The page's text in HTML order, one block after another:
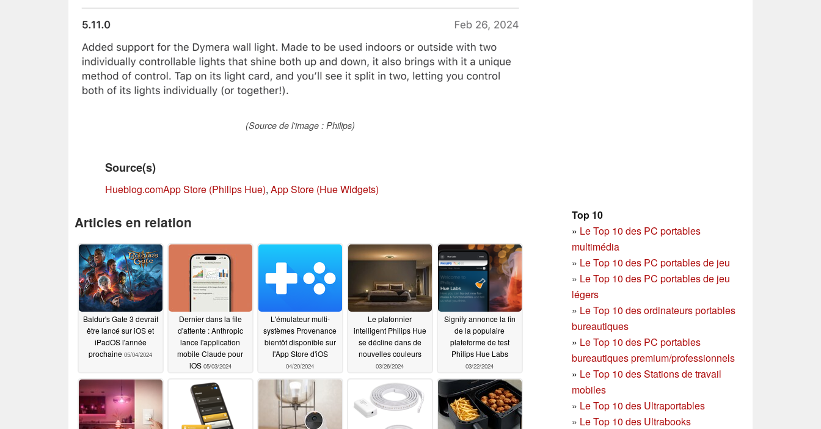
(Source de l'image : Philips)
Source(s)
Hueblog.comApp Store (Philips Hue), App Store (Hue Widgets)
Top 10
» Le Top 10 des PC portables
multimédia
» Le Top 10 des PC portables de jeu
» Le Top 10 des PC portables de jeu
légers
» Le Top 10 des ordinateurs portables
bureautiques
» Le Top 10 des PC portables
bureautiques premium/professionnels
» Le Top 10 des Stations de travail
mobiles
» Le Top 10 des Ultraportables
» Le Top 10 des Ultrabooks
Articles en relation
Baldur's Gate 3 devrait
être lancé sur iOS et
iPadOS l'année
prochaine 05/04/2024
Dernier dans la file
d'attente : Anthropic
lance l'application
mobile Claude pour
iOS 05/03/2024
L'émulateur multi-
systèmes Provenance
bientôt disponible sur
l'App Store d'iOS
04/20/2024
Le plafonnier
intelligent Philips Hue
se décline dans de
nouvelles couleurs
03/26/2024
Signify annonce la fin
de la populaire
plateforme de test
Philips Hue Labs
03/22/2024